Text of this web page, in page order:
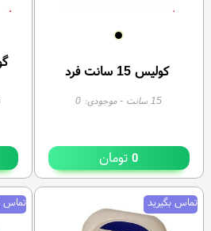
کولیس 15 سانت فرد
15 سانت - موجودی: 0
0تومان
5
تماس بگیرید تماس